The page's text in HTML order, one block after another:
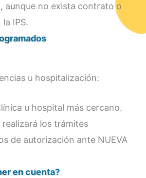
aunque no exista contrato o
IPS.
u hospitalización:
u hospital más cercano.
los trámites
de autorización ante NUEVA
en cuenta?